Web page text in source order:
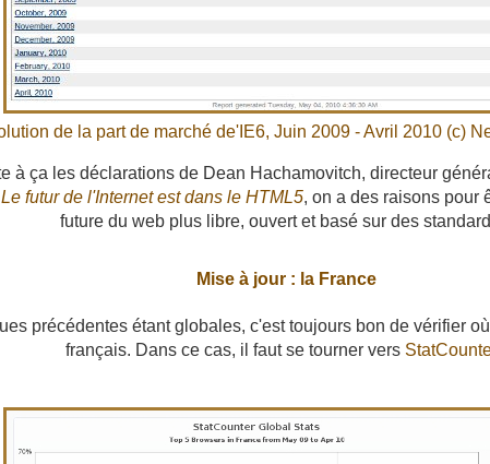
de la part de marché de'IE6, Juin 2009 - Avril 2010 (c)
à ça les déclarations de Dean Hachamovitch, directeur
Le futur de l'Internet est dans le HTML5, on a des raisons pour
future du web plus libre, ouvert et basé sur des
Mise à jour : la France
précédentes étant globales, c'est toujours bon de vérifier
français. Dans ce cas, il faut se tourner vers